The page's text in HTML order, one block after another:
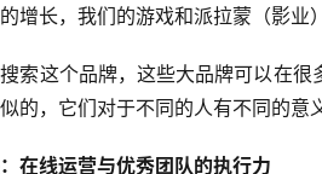
增长，我们的游戏和派拉蒙（影
索这个品牌，这些大品牌可以在
的，它们对于不同的人有不同的意
在线运营与优秀团队的执行力